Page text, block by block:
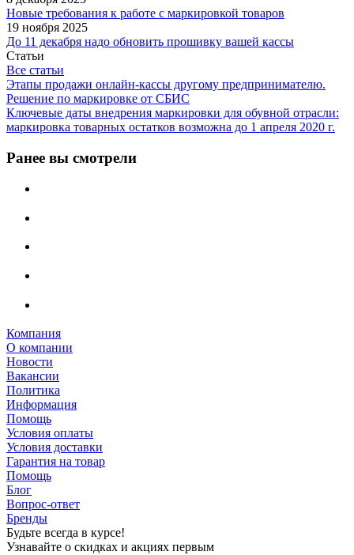
Новые требования к работе с маркировкой товаров
19 ноября 2025
До 11 декабря надо обновить прошивку вашей кассы
Статьи
Все статьи
Этапы продажи онлайн-кассы другому предпринимателю.
Решение по маркировке от СБИС
Ключевые даты внедрения маркировки для обувной отрасли:
маркировка товарных остатков возможна до 1 апреля 2020 г.
Ранее вы смотрели
Компания
О компании
Новости
Вакансии
Политика
Информация
Помощь
Условия оплаты
Условия доставки
Гарантия на товар
Помощь
Блог
Вопрос-ответ
Бренды
Будьте всегда в курсе!
Узнавайте о скидках и акциях первым